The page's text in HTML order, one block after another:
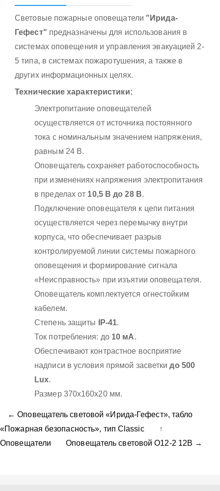
Световые пожарные оповещатели "Ирида-
Гефест" предназначены для использования в
системах оповещения и управления эвакуацией 2-
5 типа, в системах пожаротушения, а также в
других информационных целях.
Технические характеристики:
Электропитание оповещателей
осуществляется от источника постоянного
тока с номинальным значением напряжения,
равным 24 В.
Оповещатель сохраняет работоспособность
при изменениях напряжения электропитания
в пределах от 10,5 В до 28 В.
Подключение оповещателя к цепи питания
осуществляется через перемычку внутри
корпуса, что обеспечивает разрыв
контролируемой линии системы пожарного
оповещения и формирование сигнала
«Неисправность» при изъятии оповещателя.
Оповещатель комплектуется огнестойким
кабелем.
Степень защиты
IP-41.
Ток потребления: до 10 мА.
Обеспечивают контрастное восприятие
надписи в условия прямой засветкидо 500
Lux.
Размер 370х160х20 мм.
← Оповещатель световой «Ирида-Гефест», табло
«Пожарная безопасность», тип Classic
↑
Оповещатели
Оповещатель световой О12-2 12В →